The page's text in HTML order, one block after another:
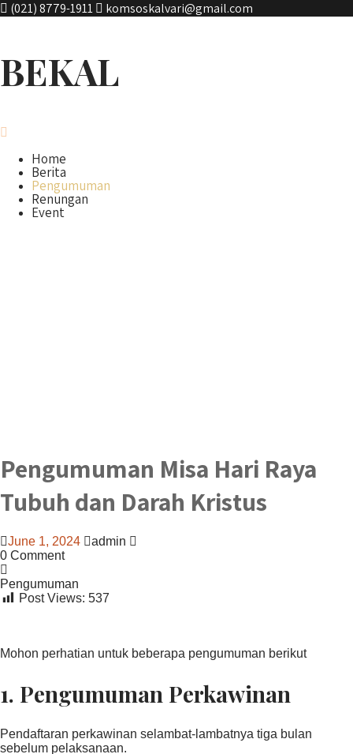
(021) 8779-1911 komsoskalvari@gmail.com
BEKAL
Home
Berita
Pengumuman
Renungan
Event
Pengumuman Misa Hari Raya
Tubuh dan Darah Kristus
June 1, 2024
admin
0 Comment
Pengumuman
Post Views: 537
Mohon perhatian untuk beberapa pengumuman berikut
1. Pengumuman Perkawinan
Pendaftaran perkawinan selambat-lambatnya tiga bulan
sebelum pelaksanaan.